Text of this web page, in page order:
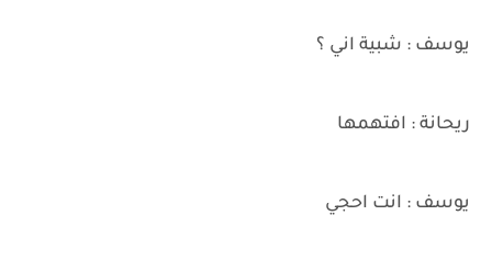
يوسف : شبية اني ؟
ريحانة : افتهمها
يوسف : انت احجي